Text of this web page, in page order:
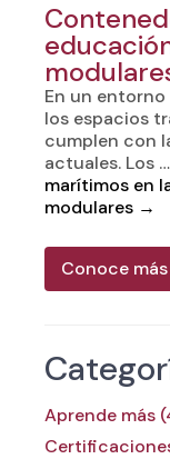
En un
los espacios
cumplen con
actuales. Los …
marítimos en
modulares →
Conoce más
Aprende más